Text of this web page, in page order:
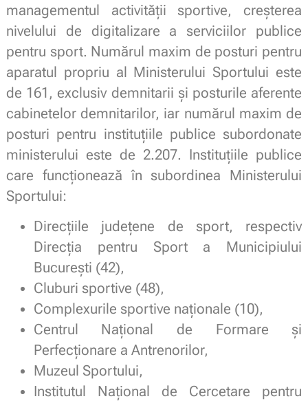
managementul activității sportive, creșterea
nivelului de digitalizare a serviciilor publice
pentru sport. Numărul maxim de posturi pentru
aparatul propriu al Ministerului Sportului este
de 161, exclusiv demnitarii şi posturile aferente
cabinetelor demnitarilor, iar numărul maxim de
posturi pentru instituţiile publice subordonate
ministerului este de 2.207. Instituţiile publice
care funcţionează în subordinea Ministerului
Sportului:
Direcţiile judeţene de sport, respectiv
Direcţia pentru Sport a Municipiului
Bucureşti (42),
Cluburi sportive (48),
Complexurile sportive naţionale (10),
Centrul Naţional de Formare şi
Perfecţionare a Antrenorilor,
Muzeul Sportului,
Institutul Naţional de Cercetare pentru